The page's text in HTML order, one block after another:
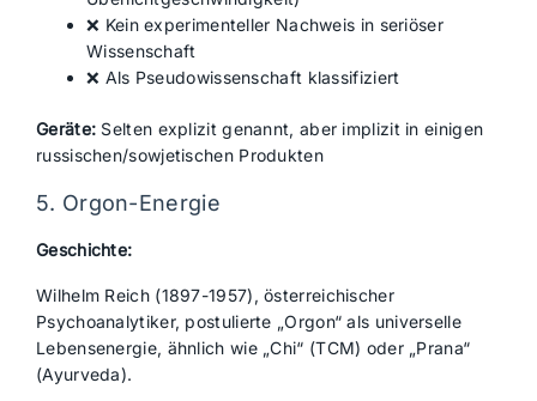
❌ Kein experimenteller Nachweis in seriöser
Wissenschaft
❌ Als Pseudowissenschaft klassifiziert
Geräte: Selten explizit genannt, aber implizit in einigen
russischen/sowjetischen Produkten
5. Orgon-Energie
Geschichte:
Wilhelm Reich (1897-1957), österreichischer
Psychoanalytiker, postulierte „Orgon“ als universelle
Lebensenergie, ähnlich wie „Chi“ (TCM) oder „Prana“
(Ayurveda).